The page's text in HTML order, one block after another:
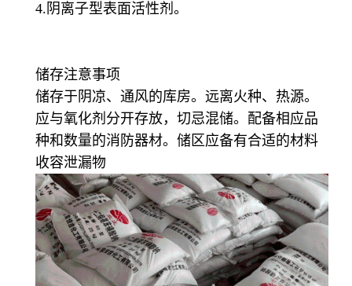
4.阴离子型表面活性剂。
储存注意事项
储存于阴凉、通风的库房。远离火种、热源。
应与氧化剂分开存放，切忌混储。配备相应品
种和数量的消防器材。储区应备有合适的材料
收容泄漏物